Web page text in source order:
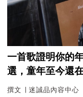
一首歌證明你的
選，童年至今還
撰文 ∣ 迷誠品內容中心